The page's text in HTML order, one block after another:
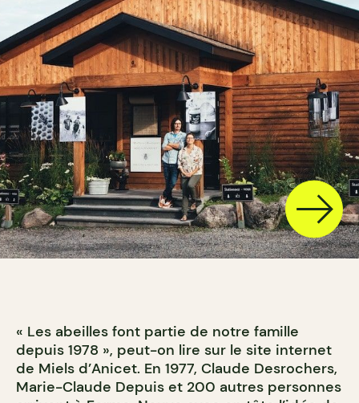
« Les abeilles font partie de notre famille
depuis 1978 », peut-on lire sur le site internet
de Miels d’Anicet. En 1977, Claude Desrochers,
Marie-Claude Depuis et 200 autres personnes